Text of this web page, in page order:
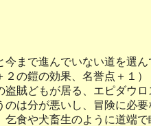
まで進んでいない道を選
２の鎧の効果、名誉点＋１）
賊どもが居る、エピダウ
のは分が悪いし、冒険に必
食や犬畜生のように道端